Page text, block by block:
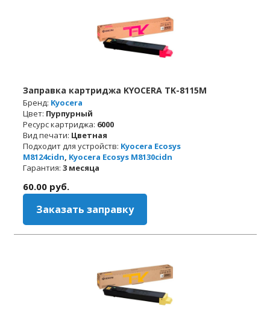
Заправка картриджа KYOCERA TK-8115M
Бренд: Kyocera
Цвет: Пурпурный
Ресурс картриджа: 6000
Вид печати: Цветная
Подходит для устройств: Kyocera Ecosys
M8124cidn, Kyocera Ecosys M8130cidn
Гарантия: 3 месяца
60.00 руб.
Заказать заправку